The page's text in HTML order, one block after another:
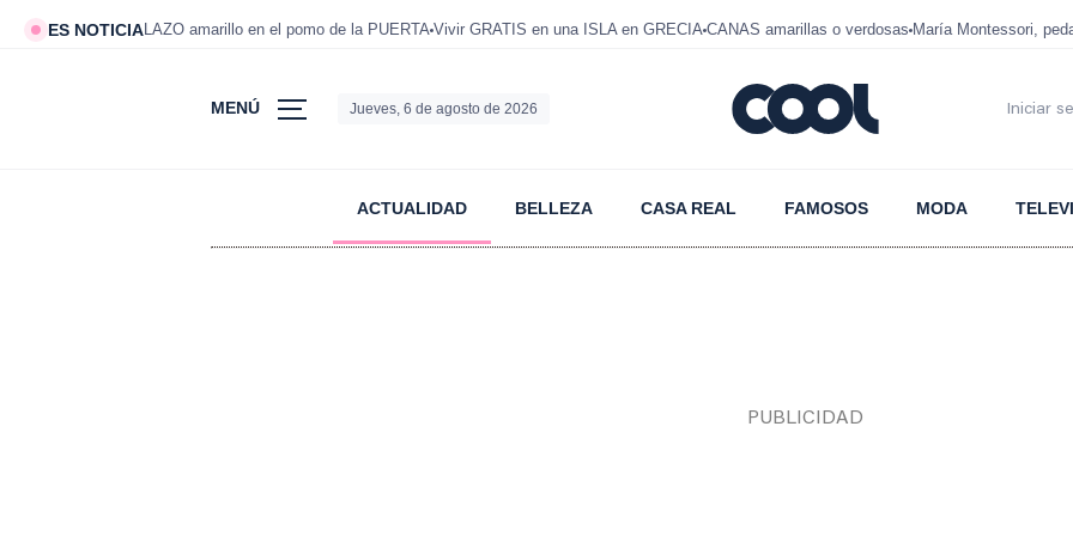
ES NOTICIALAZO amarillo en el pomo de la PUERTA Vivir GRATIS en una ISLA en GRECIA CANAS amarillas o verdosas María Montessori,
MENÚ Jueves, 6 de agosto de 2026 Iniciar
ACTUALIDAD BELLEZA CASA REAL FAMOSOS MODA